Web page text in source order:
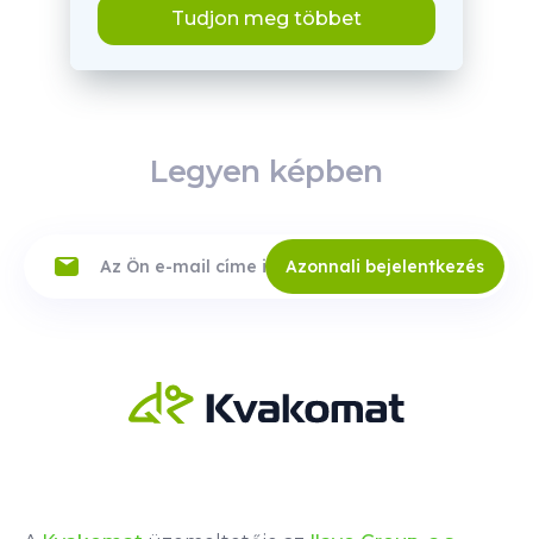
Tudjon meg többet
Legyen képben
Azonnali bejelentkezés